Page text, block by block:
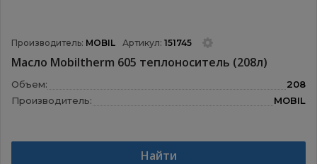
Производитель: MOBIL Артикул: 151745
Масло Mobiltherm 605 теплоноситель (208л)
Объем:
208
Производитель:
MOBIL
Найти